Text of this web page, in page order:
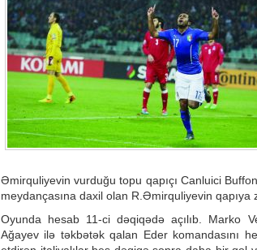
Əmirquliyevin vurduğu topu qapıçı Canluici
meydançasına daxil olan R.Əmirquliyevin qapıya
Oyunda hesab 11-ci dəqiqədə açılıb. Marko
Ağayev ilə təkbətək qalan Eder komandasını